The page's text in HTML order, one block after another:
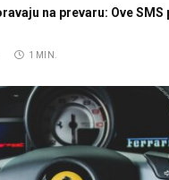
na prevaru: Ove SMS
1 MIN.